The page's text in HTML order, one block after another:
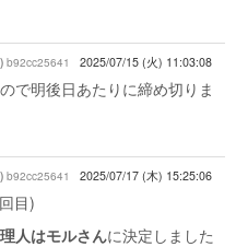
b92cc25641 2025/07/15 (火) 11:03:08
で明後日あたりに締め切りま
b92cc25641 2025/07/17 (木) 15:25:06
目)
人はモルさんに決定しました